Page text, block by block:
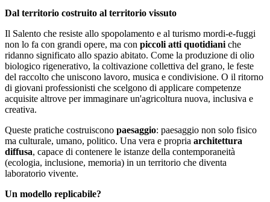
Dal territorio costruito al territorio vissuto
Il Salento che resiste allo spopolamento e al turismo mordi-e-fuggi
non lo fa con grandi opere, ma con piccoli atti quotidianiche
ridanno significato allo spazio abitato. Come la produzione di olio
biologico rigenerativo, la coltivazione collettiva del grano, le feste
del raccolto che uniscono lavoro, musica e condivisione. O il ritorno
di giovani professionisti che scelgono di applicare competenze
acquisite altrove per immaginare un'agricoltura nuova, inclusiva e
creativa.
Queste pratiche costruiscono paesaggio: paesaggio non solo fisico
ma culturale, umano, politico. Una vera e propria architettura
diffusa, capace di contenere le istanze della contemporaneità
(ecologia, inclusione, memoria) in un territorio che diventa
laboratorio vivente.
Un modello replicabile?